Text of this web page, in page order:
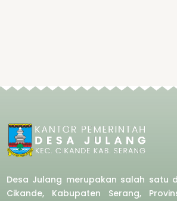
Desa Julang merupakan salah satu
Cikande, Kabupaten Serang,